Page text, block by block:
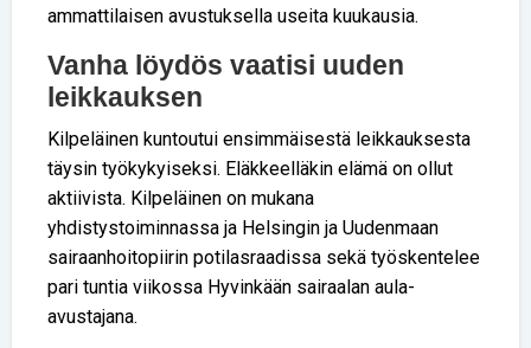
ammattilaisen avustuksella useita kuukausia.
Vanha löydös vaatisi uuden
leikkauksen
Kilpeläinen kuntoutui ensimmäisestä leikkauksesta
täysin työkykyiseksi. Eläkkeelläkin elämä on ollut
aktiivista. Kilpeläinen on mukana
yhdistystoiminnassa ja Helsingin ja Uudenmaan
sairaanhoitopiirin potilasraadissa sekä työskentelee
pari tuntia viikossa Hyvinkään sairaalan aula-
avustajana.